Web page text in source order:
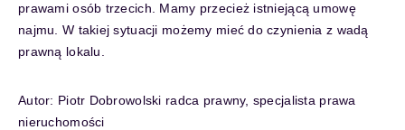
prawami osób trzecich. Mamy przecież istniejącą umowę
najmu. W takiej sytuacji możemy mieć do czynienia z wadą
prawną lokalu.
Autor: Piotr Dobrowolski radca prawny, specjalista prawa
nieruchomości